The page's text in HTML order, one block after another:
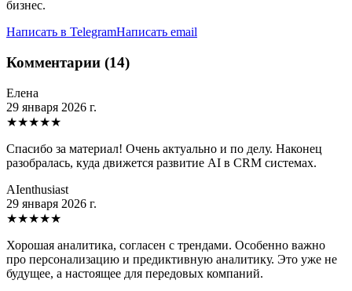
бизнес.
Написать в TelegramНаписать email
Комментарии (14)
Елена
29 января 2026 г.
★★★★★
Спасибо за материал! Очень актуально и по делу. Наконец
разобралась, куда движется развитие AI в CRM системах.
AIenthusiast
29 января 2026 г.
★★★★★
Хорошая аналитика, согласен с трендами. Особенно важно
про персонализацию и предиктивную аналитику. Это уже не
будущее, а настоящее для передовых компаний.